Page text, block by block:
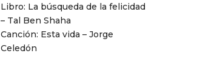
Libro: La búsqueda de la felicidad
– Tal Ben Shaha
Canción: Esta vida – Jorge
Celedón